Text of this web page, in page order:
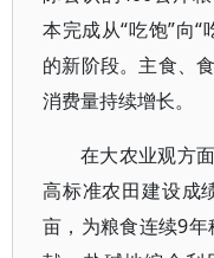
本完成从“吃饱”向
的新阶段。主食、
消费量持续增长。
在大农业观方
高标准农田建设成
亩，为粮食连续9